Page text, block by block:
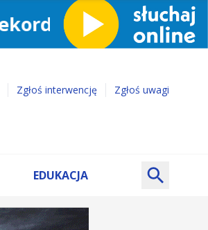
Zgłoś interwencję Zgłoś uwagi
EDUKACJA